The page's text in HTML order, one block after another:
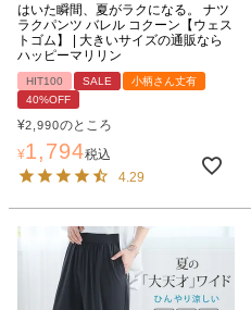
はいた瞬間、夏がラクになる。 ナツ
ラクパンツ バレル コクーン【ウェス
トゴム】 | 大きいサイズの通販なら
ハッピーマリリン
HIT100 SALE
小柄さん丈有
40%OFF
¥2,990のところ
¥1,794税込
4.29